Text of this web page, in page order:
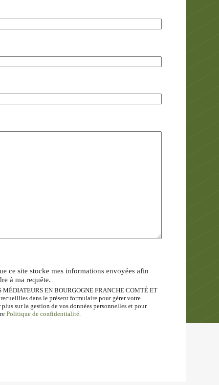
ce site stocke mes informations envoyées afin
à ma requête.
MÉDIATEURS EN BOURGOGNE FRANCHE COMTÉ ET
dans le présent formulaire pour gérer votre
sur la gestion de vos données personnelles et pour
Politique de confidentialité.